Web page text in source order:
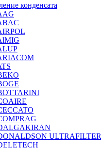
конденсата
ULTRAFILTER